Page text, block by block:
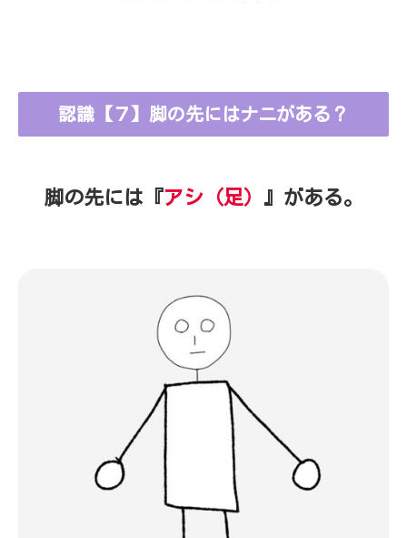
認識【７】脚の先にはナニがある？
脚の先には『アシ（足） 』がある。